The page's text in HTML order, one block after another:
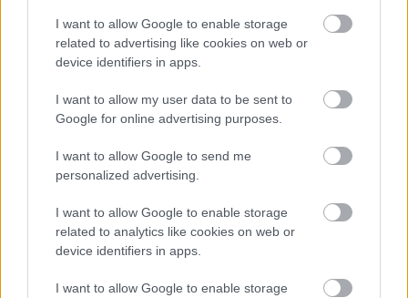
I want to allow Google to enable storage
related to advertising like cookies on web or
device identifiers in apps.
I want to allow my user data to be sent to
Google for online advertising purposes.
I want to allow Google to send me
personalized advertising.
I want to allow Google to enable storage
related to analytics like cookies on web or
device identifiers in apps.
I want to allow Google to enable storage
„Fontos számomra, hogy olyan dolgot
hozzak létre, ami eddig még nem
volt” – Interjú a legendás Kenguruval
az első festészeti kiállításáról